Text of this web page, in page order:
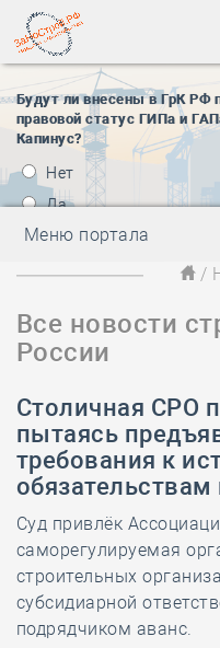
Будут ли внесены в ГрК РФ
правовой статус ГИПа и
Капинус?
Нет
Да
Меню портала
/
Все новости
России
Столичная СРО
пытаясь
требования к
Суд привлёк
саморегулируемая
строительных
субсидиарной
подрядчиком аванс.